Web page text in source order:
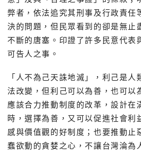
弊者，依法追究其刑事及行政責任
決的問題，但民眾看到的卻是無止
不斷的唐塞。印證了許多民意代表
可告人之事。
「人不為己天誅地滅」，利己是人
法改變，但利己可以為善，也可以
應該合力推動制度的改革，設計在
時，選擇為善，又可以促進社會利
感與價值觀的好制度；也要推動止
蠢欲動的貪婪之心，不讓台灣淪為